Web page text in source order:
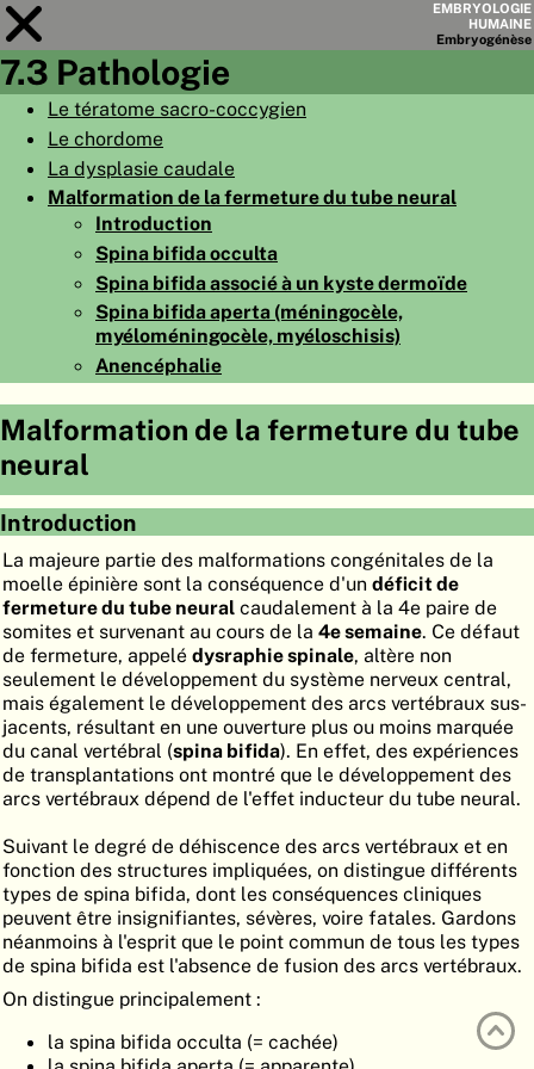
EMBRYOLOGIE
HUMAINE
Embryogénèse
Module7
OBJECTIFS
◀PAGES▶
ACCUEIL
ORGANOGÉNÈSE
ATLASEMBRYOLOGY
RECHERCHER
AIDE
DE
EN
7.3 Pathologie
Le tératome sacro-coccygien
Le chordome
La dysplasie caudale
Malformation de la fermeture du tube neural
Introduction
Spina bifida occulta
Spina bifida associé à un kyste dermoïde
Spina bifida aperta (méningocèle,
myéloméningocèle, myéloschisis)
Anencéphalie
Malformation de la fermeture du tube
neural
Introduction
La majeure partie des malformations congénitales de la
moelle épinière sont la conséquence d'un déficit de
fermeture du tube neural caudalement à la 4e paire de
somites et survenant au cours de la 4e semaine. Ce défaut
de fermeture, appelé dysraphie spinale, altère non
seulement le développement du système nerveux central,
mais également le développement des arcs vertébraux sus-
jacents, résultant en une ouverture plus ou moins marquée
du canal vertébral (spina bifida). En effet, des expériences
de transplantations ont montré que le développement des
arcs vertébraux dépend de l'effet inducteur du tube neural.
Suivant le degré de déhiscence des arcs vertébraux et en
fonction des structures impliquées, on distingue différents
types de spina bifida, dont les conséquences cliniques
peuvent être insignifiantes, sévères, voire fatales. Gardons
néanmoins à l'esprit que le point commun de tous les types
de spina bifida est l'absence de fusion des arcs vertébraux.
On distingue principalement :
la spina bifida occulta (= cachée)